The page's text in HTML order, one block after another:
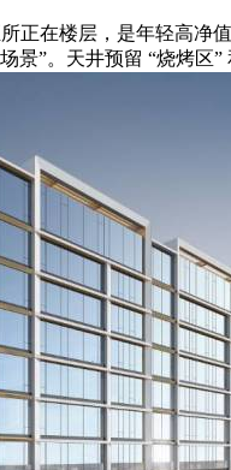
在楼层，是年轻高净值
景”。天井预留 “烧烤区